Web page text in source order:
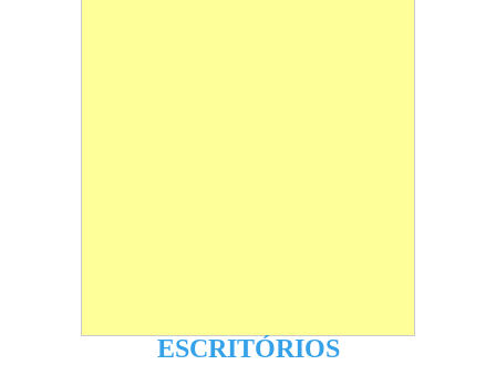
ESCRITÓRIOS